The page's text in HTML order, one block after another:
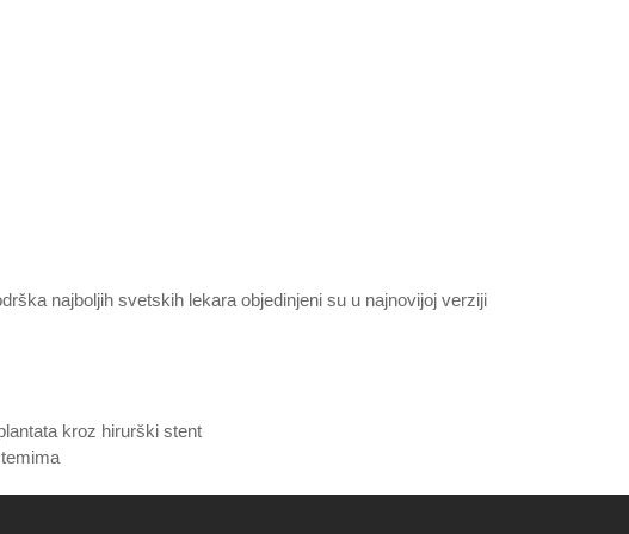
najboljih svetskih lekara objedinjeni su u najnovijoj verziji
kroz hirurški stent